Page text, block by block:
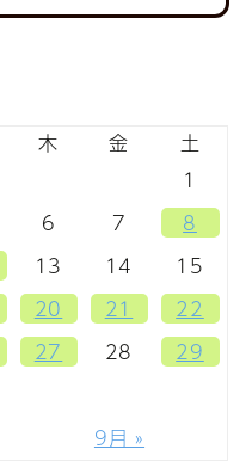
木 金
土
1
6 7
8
13 14
15
20 21
22
27 28
29
9月 »